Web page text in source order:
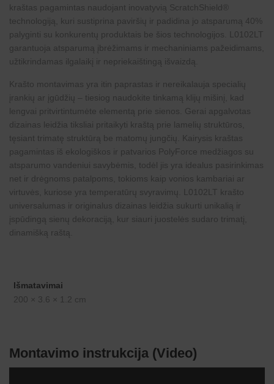
kraštas pagamintas naudojant inovatyvią ScratchShield®
technologiją, kuri sustiprina paviršių ir padidina jo atsparumą 40%
palyginti su konkurentų produktais be šios technologijos. L0102LT
garantuoja atsparumą įbrėžimams ir mechaniniams pažeidimams,
užtikrindamas ilgalaikį ir nepriekaištingą išvaizdą.
Krašto montavimas yra itin paprastas ir nereikalauja specialių
įrankių ar įgūdžių – tiesiog naudokite tinkamą klijų mišinį, kad
lengvai pritvirtintumėte elementą prie sienos. Gerai apgalvotas
dizainas leidžia tiksliai pritaikyti kraštą prie lamelių struktūros,
tęsiant trimatę struktūrą be matomų jungčių. Kairysis kraštas
pagamintas iš ekologiškos ir patvarios PolyForce medžiagos su
atsparumo vandeniui savybėmis, todėl jis yra idealus pasirinkimas
net ir drėgnoms patalpoms, tokioms kaip vonios kambariai ar
virtuvės, kuriose yra temperatūrų svyravimų. L0102LT krašto
universalumas ir originalus dizainas leidžia sukurti unikalią ir
įspūdingą sienų dekoraciją, kur siauri juostelės sudaro trimatį,
dinamišką raštą.
Išmatavimai
200 × 3.6 × 1.2 cm
Montavimo instrukcija (Video)